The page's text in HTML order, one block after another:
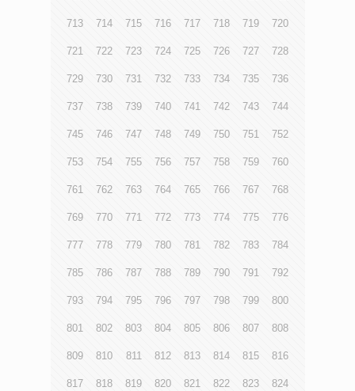
713 714 715 716 717 718 719 720
721 722 723 724 725 726 727 728
729 730 731 732 733 734 735 736
737 738 739 740 741 742 743 744
745 746 747 748 749 750 751 752
753 754 755 756 757 758 759 760
761 762 763 764 765 766 767 768
769 770 771 772 773 774 775 776
777 778 779 780 781 782 783 784
785 786 787 788 789 790 791 792
793 794 795 796 797 798 799 800
801 802 803 804 805 806 807 808
809 810 811 812 813 814 815 816
817 818 819 820 821 822 823 824